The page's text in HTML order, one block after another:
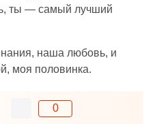
ты — самый лучший
наша любовь, и
моя половинка.
0